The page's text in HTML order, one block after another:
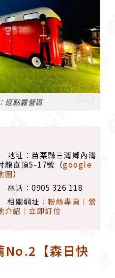
逗點露營區
地址：苗栗縣三灣鄉內灣
龍峎頂5-17號（google
圖）
電話：0905 326 118
相關網址 ：粉絲專頁 ｜ 營
介紹 ｜ 立即訂位
No.2【森日快